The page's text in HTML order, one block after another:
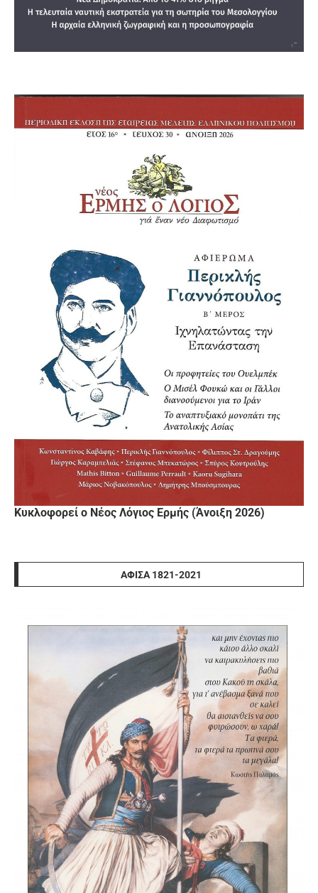
Κυκλοφορεί ο Νέος Λόγιος Ερμής (Άνοιξη 2026)
ΑΦΊΣΑ 1821-2021